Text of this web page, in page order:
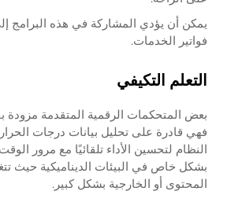
يمكن أن يؤدي المشاركة في هذه البرامج
فواتير الخدمات.
التعلم التكيفي
بعض المتحكمات الرقمية المتقدمة مزودة
فهي قادرة على تحليل بيانات درجات
النظام لتحسين الأداء تلقائيًا مع مرور
بشكل خاص في البيئات الديناميكية حيث
المحتوى أو الخارجية بشكل كبير.